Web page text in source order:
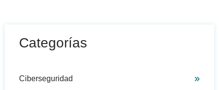
Categorías
Ciberseguridad